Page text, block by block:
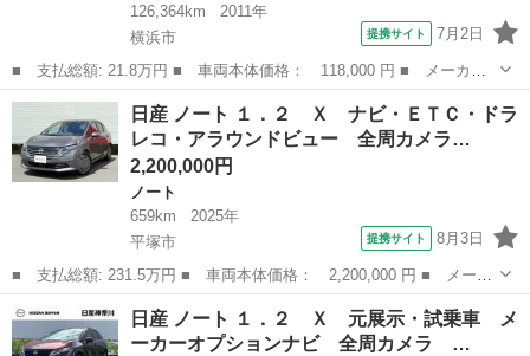
126,364km
2011年
横浜市
提携サイト 7月2日
■ 支払総額: 21.8万円 ■ 車両本体価格： 118,000 円 ■ メーカー
名： 日産 ■ 車種名： ノート ■ グレード名： １５Ｘ ＳＶ
カーステレオ エコモード キーレス ■ 排気量： 1500cc ■ ドア
枚...
神奈川 横浜市 ノート
日産 ノート １．２ Ｘ ナビ・ＥＴＣ・ドラ
レコ・アラウンドビュー 全周カメラ…
2,200,000円
ノート
659km
2025年
平塚市
提携サイト 8月3日
■ 支払総額: 231.5万円 ■ 車両本体価格： 2,200,000 円 ■ メーカ
ー名： 日産 ■ 車種名： ノート ■ グレード名： １．２ Ｘ
ナビ・ＥＴＣ・ドラレコ・アラウンドビュー 全周カメラ エマージ
ェンシー...
神奈川 平塚市 ノート
日産 ノート １．２ Ｘ 元展示・試乗車 メ
ーカーオプションナビ 全周カメラ …